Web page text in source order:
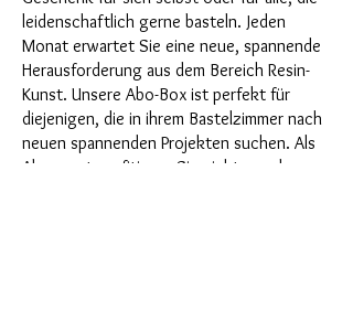
leidenschaftlich gerne basteln. Jeden
Monat erwartet Sie eine neue, spannende
Herausforderung aus dem Bereich Resin-
Kunst. Unsere Abo-Box ist perfekt für
diejenigen, die in ihrem Bastelzimmer nach
neuen spannenden Projekten suchen. Als
Abonnent profitieren Sie nicht nur als